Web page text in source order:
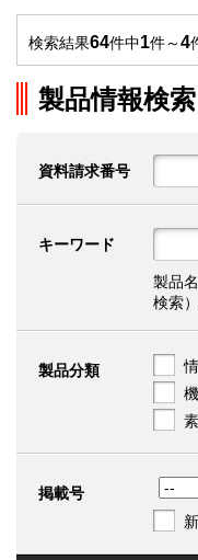
検索結果64件中1件～4
製品情報検索
資料請求番号
キーワード
製品
検索）
製品分類
掲載号